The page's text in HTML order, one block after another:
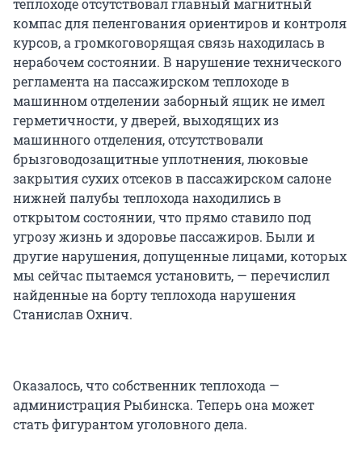
теплоходе отсутствовал главный магнитный
компас для пеленгования ориентиров и контроля
курсов, а громкоговорящая связь находилась в
нерабочем состоянии. В нарушение технического
регламента на пассажирском теплоходе в
машинном отделении заборный ящик не имел
герметичности, у дверей, выходящих из
машинного отделения, отсутствовали
брызговодозащитные уплотнения, люковые
закрытия сухих отсеков в пассажирском салоне
нижней палубы теплохода находились в
открытом состоянии, что прямо ставило под
угрозу жизнь и здоровье пассажиров. Были и
другие нарушения, допущенные лицами, которых
мы сейчас пытаемся установить, — перечислил
найденные на борту теплохода нарушения
Станислав Охнич.
Оказалось, что собственник теплохода —
администрация Рыбинска. Теперь она может
стать фигурантом уголовного дела.